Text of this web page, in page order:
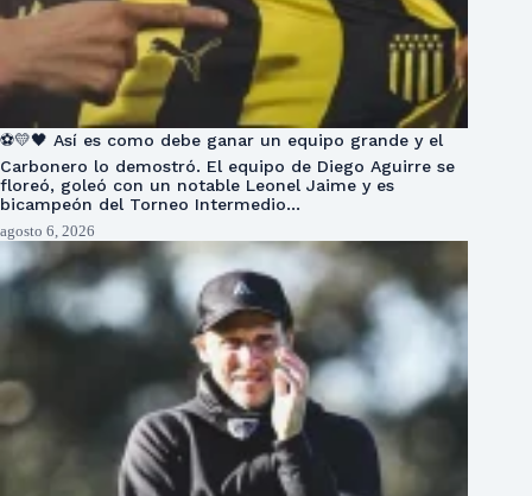
⚽💛🖤 Así es como debe ganar un equipo grande y el
Carbonero lo demostró. El equipo de Diego Aguirre se
floreó, goleó con un notable Leonel Jaime y es
bicampeón del Torneo Intermedio…
agosto 6, 2026